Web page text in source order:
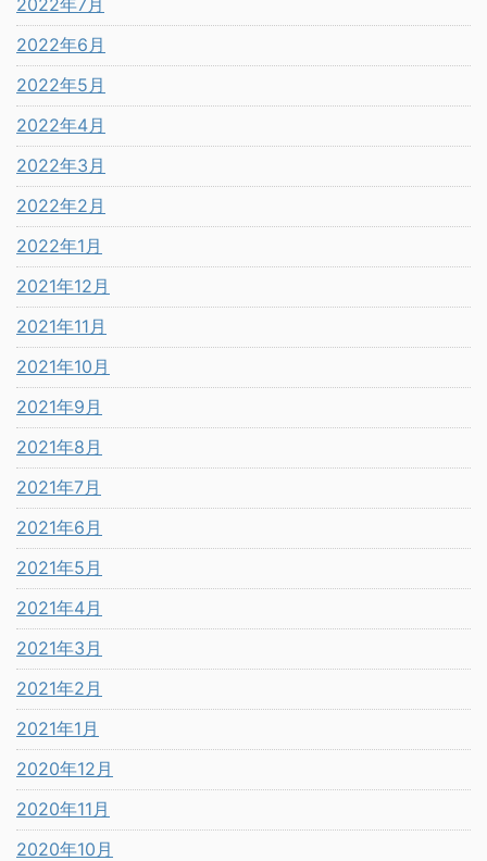
2022年6月
2022年5月
2022年4月
2022年3月
2022年2月
2022年1月
2021年12月
2021年11月
2021年10月
2021年9月
2021年8月
2021年7月
2021年6月
2021年5月
2021年4月
2021年3月
2021年2月
2021年1月
2020年12月
2020年11月
2020年10月